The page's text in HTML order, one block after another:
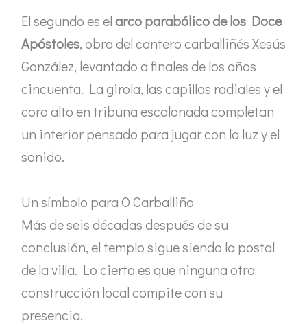
El segundo es elarco parabólico de los Doce
Apóstoles, obra del cantero carballiñés Xesús
González, levantado a finales de los años
cincuenta. La girola, las capillas radiales y el
coro alto en tribuna escalonada completan
un interior pensado para jugar con la luz y el
sonido.
Un símbolo para O Carballiño
Más de seis décadas después de su
conclusión, el templo sigue siendo la postal
de la villa. Lo cierto es que ninguna otra
construcción local compite con su
presencia.